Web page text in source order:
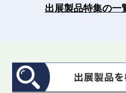
出展製品特集の一